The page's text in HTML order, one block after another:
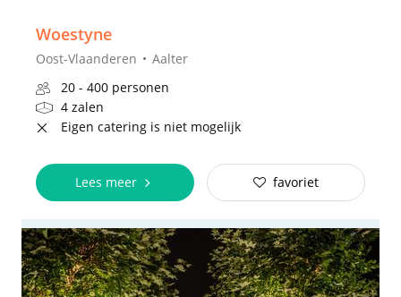
Woestyne
Oost-Vlaanderen
Aalter
20 - 400 personen
4 zalen
Eigen catering is niet mogelijk
Lees meer favoriet